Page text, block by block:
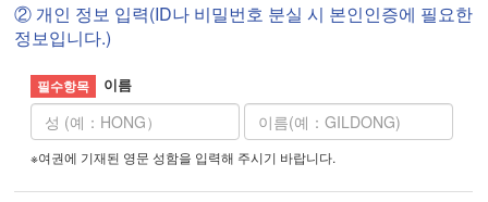
② 개인 정보 입력(ID나 비밀번호 분실 시 본인인증에 필요한
정보입니다.)
이름
※여권에 기재된 영문 성함을 입력해 주시기 바랍니다.